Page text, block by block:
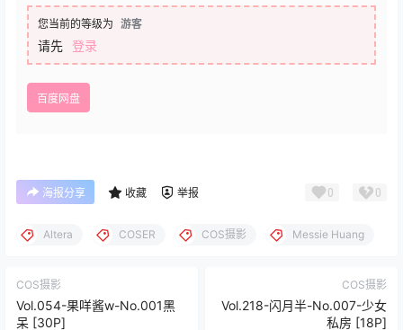
您当前的等级为 游客
请先 登录
百度网盘
海报分享 收藏 举报 0 0
Altera COSER COS摄影 Messie Huang
COS摄影
Vol.054-果咩酱w-No.001黑
呆 [30P]
COS摄影
Vol.218-闪月半-No.007-少女
私房 [18P]